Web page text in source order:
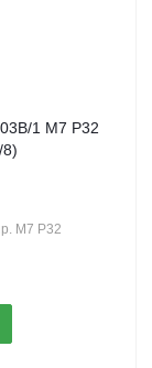
1 М7 Р32
8)
М7 Р32